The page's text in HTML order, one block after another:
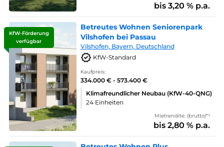
bis 3,20 % p.a.
KfW-Förderung
verfügbar
Betreutes Wohnen Seniorenpark
Vilshofen bei Passau
Vilshofen, Bayern, Deutschland
KfW-Standard
Kaufpreis:
334.000 € - 573.400 €
Klimafreundlicher Neubau (KfW-40-QNG)
24 Einheiten
Mietrendite: (brutto)*¹
bis 2,80 % p.a.